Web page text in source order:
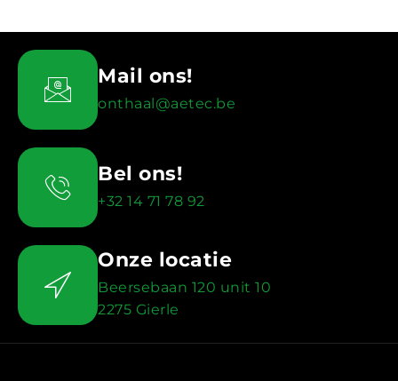
Mail ons!
onthaal@aetec.be
Bel ons!
+32 14 71 78 92
Onze locatie
Beersebaan 120 unit 10
2275 Gierle